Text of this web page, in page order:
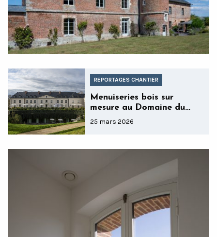
REPORTAGES CHANTIER
Menuiseries bois sur
mesure au Domaine du
Montcel à Versailles
25 mars 2026